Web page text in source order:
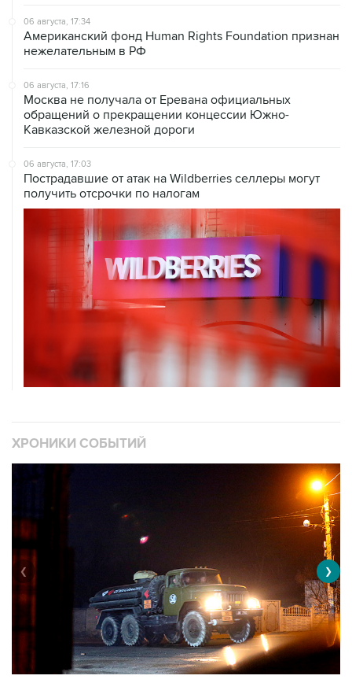
06 августа, 17:34
Американский фонд Human Rights Foundation признан
нежелательным в РФ
06 августа, 17:16
Москва не получала от Еревана официальных
обращений о прекращении концессии Южно-
Кавказской железной дороги
06 августа, 17:03
Пострадавшие от атак на Wildberries селлеры могут
получить отсрочки по налогам
ХРОНИКИ СОБЫТИЙ
❮ ❯